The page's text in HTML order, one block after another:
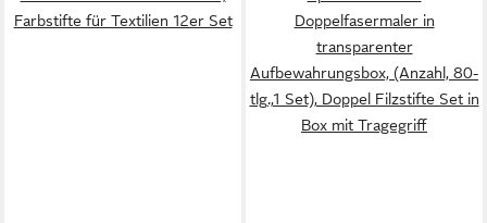
Farbstifte für Textilien 12er Set
Doppelfasermaler in
transparenter
Aufbewahrungsbox, (Anzahl, 80-
tlg.,1 Set), Doppel Filzstifte Set in
Box mit Tragegriff